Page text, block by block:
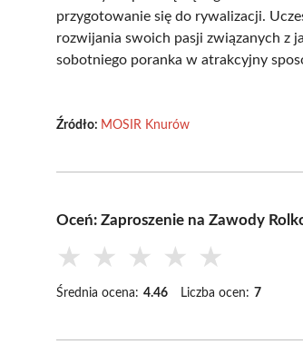
przygotowanie się do rywalizacji.
rozwijania swoich pasji związanych z
sobotniego poranka w atrakcyjny
Źródło: MOSIR Knurów
Oceń: Zaproszenie na Zawody
★ ★ ★ ★ ★
Średnia ocena: 4.46 Liczba ocen: 7